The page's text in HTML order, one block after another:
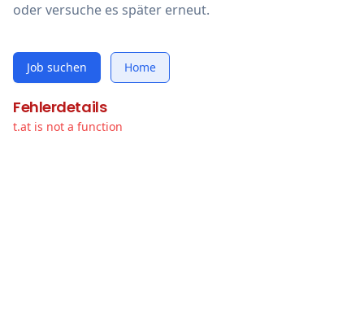
oder versuche es später erneut.
Job suchen Home
Fehlerdetails
t.at is not a function